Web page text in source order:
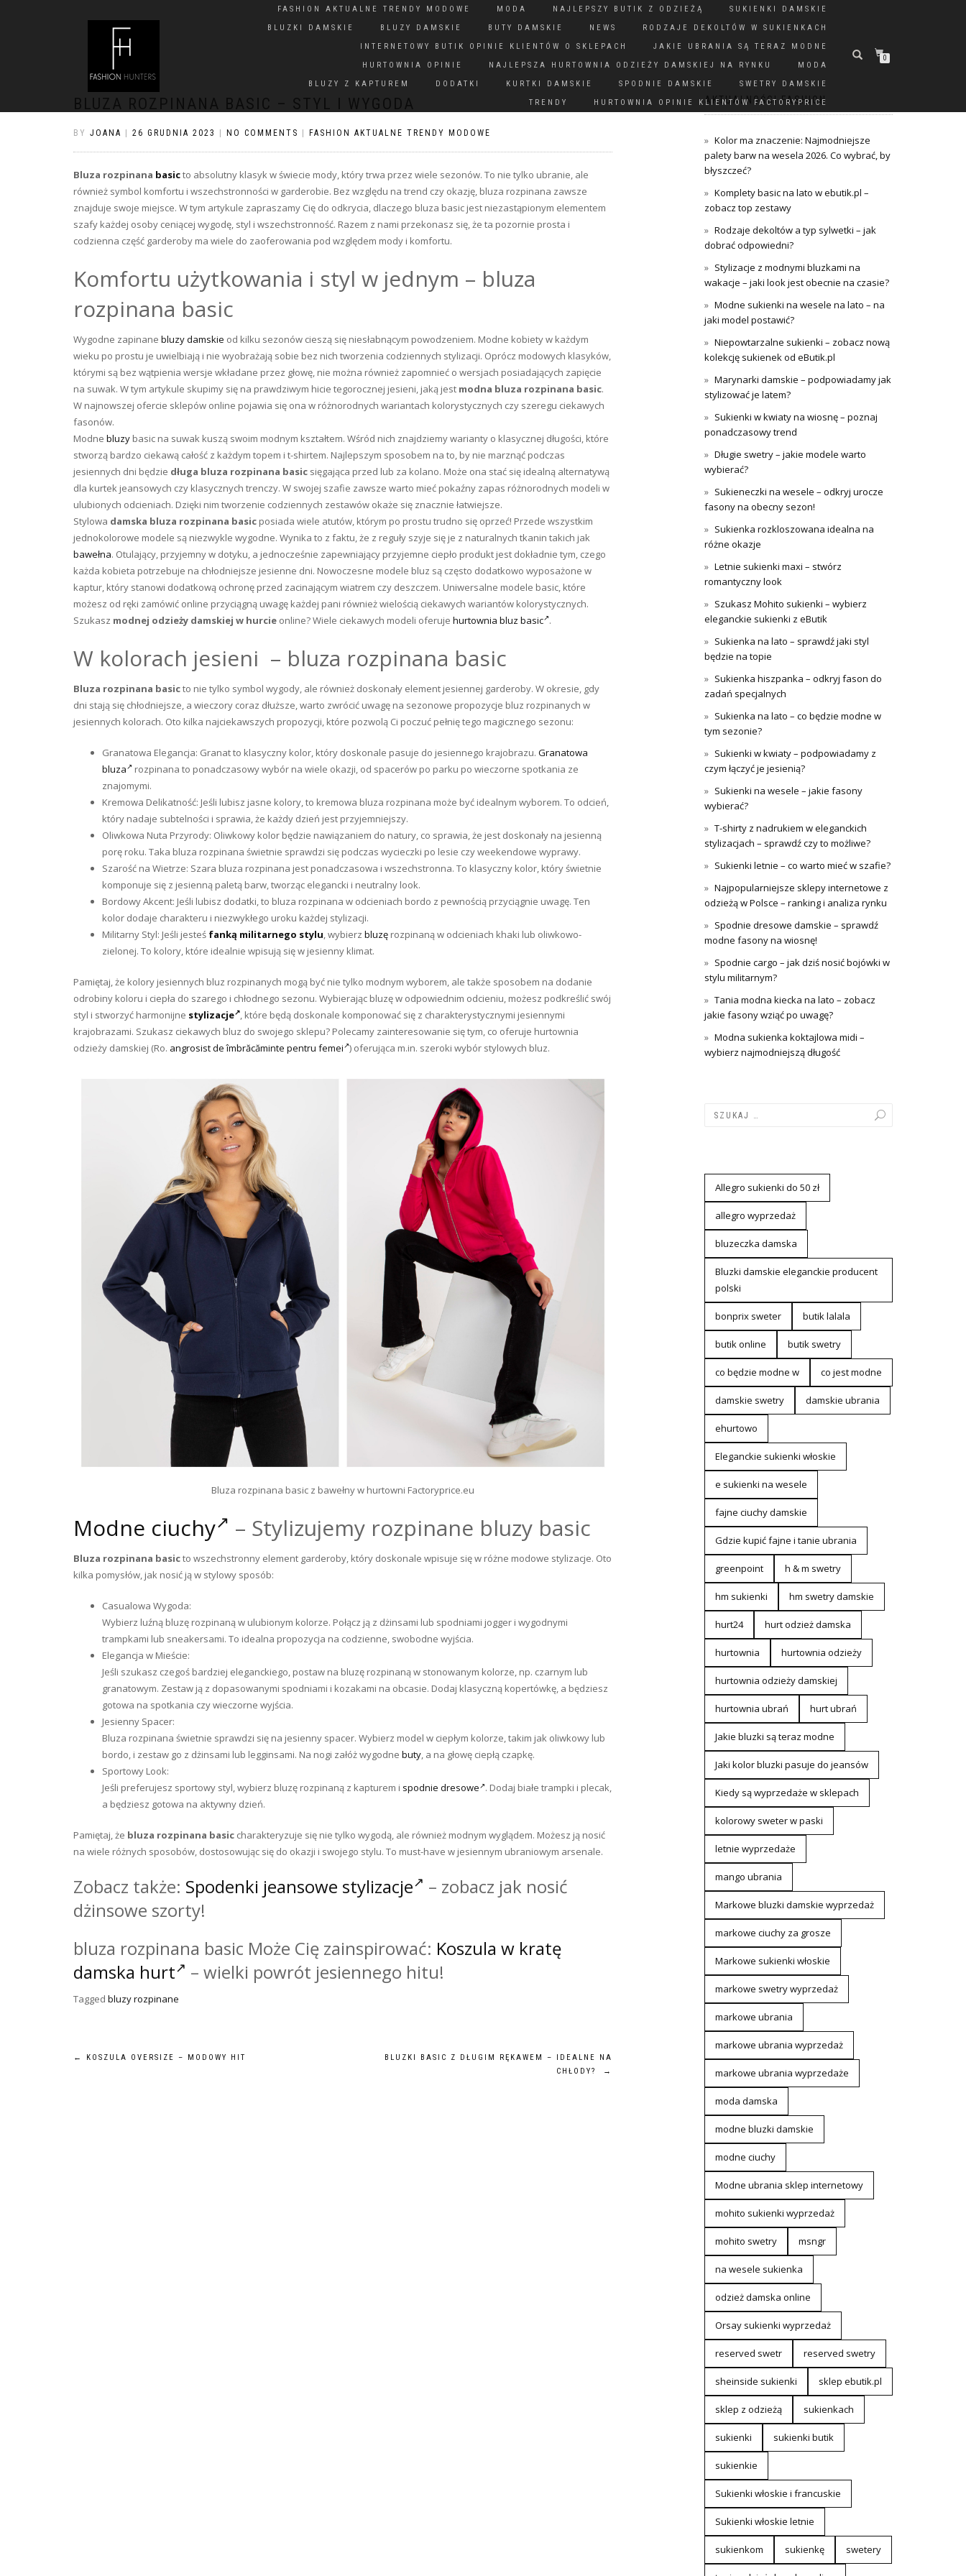
FASHION AKTUALNE TRENDY MODOWE MODA NAJLEPSZY BUTIK Z ODZIEŻĄ
SUKIENKI DAMSKIE
BLUZKI DAMSKIE
BLUZY DAMSKIE BUTY DAMSKIE NEWS
RODZAJE DEKOLTÓW W SUKIENKACH
INTERNETOWY BUTIK OPINIE KLIENTÓW O SKLEPACH
JAKIE UBRANIA SĄ TERAZ MODNE
HURTOWNIA OPINIE
NAJLEPSZA HURTOWNIA ODZIEŻY DAMSKIEJ NA RYNKU
MODA
BLUZY Z KAPTUREM
DODATKI KURTKI DAMSKIE SPODNIE DAMSKIE
SWETRY DAMSKIE
TRENDY
HURTOWNIA OPINIE KLIENTÓW FACTORYPRICE
0
BLUZA ROZPINANA BASIC – STYL I WYGODA
BY JOANA 26 GRUDNIA 2023 NO COMMENTS FASHION AKTUALNE TRENDY MODOWE
Bluza rozpinana basicto absolutny klasyk w świecie mody, który trwa przez wiele sezonów. To nie tylko ubranie, ale
również symbol komfortu i wszechstronności w garderobie. Bez względu na trend czy okazję, bluza rozpinana zawsze
znajduje swoje miejsce. W tym artykule zapraszamy Cię do odkrycia, dlaczego bluza basic jest niezastąpionym elementem
szafy każdej osoby ceniącej wygodę, styl i wszechstronność. Razem z nami przekonasz się, że ta pozornie prosta i
codzienna część garderoby ma wiele do zaoferowania pod względem mody i komfortu.
Komfortu użytkowania i styl w jednym – bluza
rozpinana basic
Wygodne zapinane bluzy damskie od kilku sezonów cieszą się niesłabnącym powodzeniem. Modne kobiety w każdym
wieku po prostu je uwielbiają i nie wyobrażają sobie bez nich tworzenia codziennych stylizacji. Oprócz modowych klasyków,
którymi są bez wątpienia wersje wkładane przez głowę, nie można również zapomnieć o wersjach posiadających zapięcie
na suwak. W tym artykule skupimy się na prawdziwym hicie tegorocznej jesieni, jaką jest modna bluza rozpinana basic.
W najnowszej ofercie sklepów online pojawia się ona w różnorodnych wariantach kolorystycznych czy szeregu ciekawych
fasonów.
Modne bluzy basic na suwak kuszą swoim modnym kształtem. Wśród nich znajdziemy warianty o klasycznej długości, które
stworzą bardzo ciekawą całość z każdym topem i t-shirtem. Najlepszym sposobem na to, by nie marznąć podczas
jesiennych dni będzie długa bluza rozpinana basic sięgająca przed lub za kolano. Może ona stać się idealną alternatywą
dla kurtek jeansowych czy klasycznych trenczy. W swojej szafie zawsze warto mieć pokaźny zapas różnorodnych modeli w
ulubionych odcieniach. Dzięki nim tworzenie codziennych zestawów okaże się znacznie łatwiejsze.
Stylowa damska bluza rozpinana basic posiada wiele atutów, którym po prostu trudno się oprzeć! Przede wszystkim
jednokolorowe modele są niezwykle wygodne. Wynika to z faktu, że z reguły szyje się je z naturalnych tkanin takich jak
bawełna. Otulający, przyjemny w dotyku, a jednocześnie zapewniający przyjemne ciepło produkt jest dokładnie tym, czego
każda kobieta potrzebuje na chłodniejsze jesienne dni. Nowoczesne modele bluz są często dodatkowo wyposażone w
kaptur, który stanowi dodatkową ochronę przed zacinającym wiatrem czy deszczem. Uniwersalne modele basic, które
możesz od ręki zamówić online przyciągną uwagę każdej pani również wielością ciekawych wariantów kolorystycznych.
Szukasz modnej odzieży damskiej w hurcie online? Wiele ciekawych modeli oferuje hurtownia bluz basic .
W kolorach jesieni – bluza rozpinana basic
Bluza rozpinana basicto nie tylko symbol wygody, ale również doskonały element jesiennej garderoby. W okresie, gdy
dni stają się chłodniejsze, a wieczory coraz dłuższe, warto zwrócić uwagę na sezonowe propozycje bluz rozpinanych w
jesiennych kolorach. Oto kilka najciekawszych propozycji, które pozwolą Ci poczuć pełnię tego magicznego sezonu:
Granatowa Elegancja: Granat to klasyczny kolor, który doskonale pasuje do jesiennego krajobrazu. Granatowa
bluza
rozpinana to ponadczasowy wybór na wiele okazji, od spacerów po parku po wieczorne spotkania ze
znajomymi.
Kremowa Delikatność: Jeśli lubisz jasne kolory, to kremowa bluza rozpinana może być idealnym wyborem. To odcień,
który nadaje subtelności i sprawia, że każdy dzień jest przyjemniejszy.
Oliwkowa Nuta Przyrody: Oliwkowy kolor będzie nawiązaniem do natury, co sprawia, że jest doskonały na jesienną
porę roku. Taka bluza rozpinana świetnie sprawdzi się podczas wycieczki po lesie czy weekendowe wyprawy.
Szarość na Wietrze: Szara bluza rozpinana jest ponadczasowa i wszechstronna. To klasyczny kolor, który świetnie
komponuje się z jesienną paletą barw, tworząc elegancki i neutralny look.
Bordowy Akcent: Jeśli lubisz dodatki, to bluza rozpinana w odcieniach bordo z pewnością przyciągnie uwagę. Ten
kolor dodaje charakteru i niezwykłego uroku każdej stylizacji.
Militarny Styl: Jeśli jesteś fanką militarnego stylu, wybierz bluzę rozpinaną w odcieniach khaki lub oliwkowo-
zielonej. To kolory, które idealnie wpisują się w jesienny klimat.
Pamiętaj, że kolory jesiennych bluz rozpinanych mogą być nie tylko modnym wyborem, ale także sposobem na dodanie
odrobiny koloru i ciepła do szarego i chłodnego sezonu. Wybierając bluzę w odpowiednim odcieniu, możesz podkreślić swój
styl i stworzyć harmonijne stylizacje
, które będą doskonale komponować się z charakterystycznymi jesiennymi
krajobrazami. Szukasz ciekawych bluz do swojego sklepu? Polecamy zainteresowanie się tym, co oferuje hurtownia
odzieży damskiej (Ro. angrosist de îmbrăcăminte pentru femei ) oferująca m.in. szeroki wybór stylowych bluz.
Bluza rozpinana basic z bawełny w hurtowni Factoryprice.eu
Modne ciuchy – Stylizujemy rozpinane bluzy basic
Bluza rozpinana basicto wszechstronny element garderoby, który doskonale wpisuje się w różne modowe stylizacje. Oto
kilka pomysłów, jak nosić ją w stylowy sposób:
Casualowa Wygoda:
Wybierz luźną bluzę rozpinaną w ulubionym kolorze. Połącz ją z dżinsami lub spodniami jogger i wygodnymi
trampkami lub sneakersami. To idealna propozycja na codzienne, swobodne wyjścia.
Elegancja w Mieście:
Jeśli szukasz czegoś bardziej eleganckiego, postaw na bluzę rozpinaną w stonowanym kolorze, np. czarnym lub
granatowym. Zestaw ją z dopasowanymi spodniami i kozakami na obcasie. Dodaj klasyczną kopertówkę, a będziesz
gotowa na spotkania czy wieczorne wyjścia.
Jesienny Spacer:
Bluza rozpinana świetnie sprawdzi się na jesienny spacer. Wybierz model w ciepłym kolorze, takim jak oliwkowy lub
bordo, i zestaw go z dżinsami lub legginsami. Na nogi załóż wygodne buty, a na głowę ciepłą czapkę.
Sportowy Look:
Jeśli preferujesz sportowy styl, wybierz bluzę rozpinaną z kapturem i spodnie dresowe . Dodaj białe trampki i plecak,
a będziesz gotowa na aktywny dzień.
Pamiętaj, że bluza rozpinana basic charakteryzuje się nie tylko wygodą, ale również modnym wyglądem. Możesz ją nosić
na wiele różnych sposobów, dostosowując się do okazji i swojego stylu. To must-have w jesiennym ubraniowym arsenale.
Zobacz także: Spodenki jeansowe stylizacje
– zobacz jak nosić
dżinsowe szorty!
bluza rozpinana basic Może Cię zainspirować: Koszula w kratę
damska hurt
– wielki powrót jesiennego hitu!
Tagged bluzy rozpinane
Nawigacja
← KOSZULA OVERSIZE – MODOWY HIT
BLUZKI BASIC Z DŁUGIM RĘKAWEM – IDEALNE NA
CHŁODY?
→
AKTUALNOŚCI FASHION
Kolor ma znaczenie: Najmodniejsze
palety barw na wesela 2026. Co wybrać, by
błyszczeć?
Komplety basic na lato w ebutik.pl –
zobacz top zestawy
Rodzaje dekoltów a typ sylwetki – jak
dobrać odpowiedni?
Stylizacje z modnymi bluzkami na
wakacje – jaki look jest obecnie na czasie?
Modne sukienki na wesele na lato – na
jaki model postawić?
Niepowtarzalne sukienki – zobacz nową
kolekcję sukienek od eButik.pl
Marynarki damskie – podpowiadamy jak
stylizować je latem?
Sukienki w kwiaty na wiosnę – poznaj
ponadczasowy trend
Długie swetry – jakie modele warto
wybierać?
Sukieneczki na wesele – odkryj urocze
fasony na obecny sezon!
Sukienka rozkloszowana idealna na
różne okazje
Letnie sukienki maxi – stwórz
romantyczny look
Szukasz Mohito sukienki – wybierz
eleganckie sukienki z eButik
Sukienka na lato – sprawdź jaki styl
będzie na topie
Sukienka hiszpanka – odkryj fason do
zadań specjalnych
Sukienka na lato – co będzie modne w
tym sezonie?
Sukienki w kwiaty – podpowiadamy z
czym łączyć je jesienią?
Sukienki na wesele – jakie fasony
wybierać?
T-shirty z nadrukiem w eleganckich
stylizacjach – sprawdź czy to możliwe?
Sukienki letnie – co warto mieć w szafie?
Najpopularniejsze sklepy internetowe z
odzieżą w Polsce – ranking i analiza rynku
Spodnie dresowe damskie – sprawdź
modne fasony na wiosnę!
Spodnie cargo – jak dziś nosić bojówki w
stylu militarnym?
Tania modna kiecka na lato – zobacz
jakie fasony wziąć po uwagę?
Modna sukienka koktajlowa midi –
wybierz najmodniejszą długość
Allegro sukienki do 50 zł
allegro wyprzedaż
bluzeczka damska
Bluzki damskie eleganckie producent
polski
bonprix sweter butik lalala
butik online butik swetry
co będzie modne w co jest modne
damskie swetry damskie ubrania
ehurtowo
Eleganckie sukienki włoskie
e sukienki na wesele
fajne ciuchy damskie
Gdzie kupić fajne i tanie ubrania
greenpoint h & m swetry
hm sukienki hm swetry damskie
hurt24 hurt odzież damska
hurtownia hurtownia odzieży
hurtownia odzieży damskiej
hurtownia ubrań hurt ubrań
Jakie bluzki są teraz modne
Jaki kolor bluzki pasuje do jeansów
Kiedy są wyprzedaże w sklepach
kolorowy sweter w paski
letnie wyprzedaże
mango ubrania
Markowe bluzki damskie wyprzedaż
markowe ciuchy za grosze
Markowe sukienki włoskie
markowe swetry wyprzedaż
markowe ubrania
markowe ubrania wyprzedaż
markowe ubrania wyprzedaże
moda damska
modne bluzki damskie
modne ciuchy
Modne ubrania sklep internetowy
mohito sukienki wyprzedaż
mohito swetry msngr
na wesele sukienka
odzież damska online
Orsay sukienki wyprzedaż
reserved swetr reserved swetry
sheinside sukienki sklep ebutik.pl
sklep z odzieżą sukienkach
sukienki sukienki butik
sukienkie
Sukienki włoskie i francuskie
Sukienki włoskie letnie
sukienkom sukienkę swetery